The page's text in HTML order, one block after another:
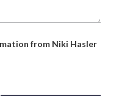
from Niki Hasler